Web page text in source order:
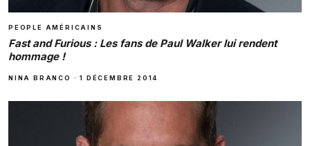
PEOPLE AMÉRICAINS
Fast and Furious : Les fans de Paul Walker lui rendent
hommage !
NINA BRANCO ·1 DÉCEMBRE 2014